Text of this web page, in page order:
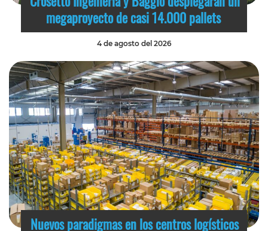
megaproyecto de casi 14.000 pallets
4 de agosto del 2026
Nuevos paradigmas en los centros logísticos